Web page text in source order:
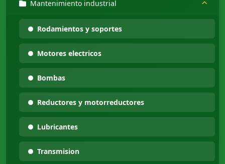
Mantenimiento industrial
Rodamientos y soportes
Motores electricos
Bombas
Reductores y motorreductores
Lubricantes
Transmision